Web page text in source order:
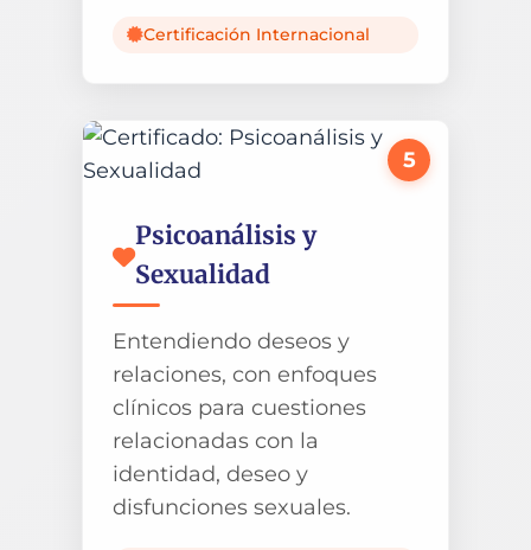
Certificación Internacional
5
Psicoanálisis y
Sexualidad
Entendiendo deseos y
relaciones, con enfoques
clínicos para cuestiones
relacionadas con la
identidad, deseo y
disfunciones sexuales.